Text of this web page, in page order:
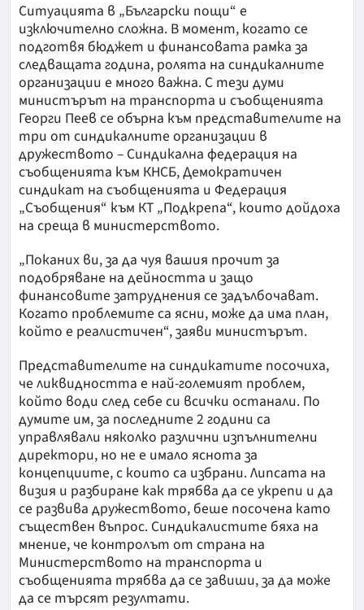
Ситуацията в „Български пощи“ е
изключително сложна. В момент, когато се
подготвя бюджет и финансовата рамка за
следващата година, ролята на синдикалните
организации е много важна. С тези думи
министърът на транспорта и съобщенията
Георги Пеев се обърна към представителите на
три от синдикалните организации в
дружеството – Синдикална федерация на
съобщенията към КНСБ, Демократичен
синдикат на съобщенията и Федерация
„Съобщения“ към КТ „Подкрепа“, които дойдоха
на среща в министерството.
„Поканих ви, за да чуя вашия прочит за
подобряване на дейността и защо
финансовите затруднения се задълбочават.
Когато проблемите са ясни, може да има план,
който е реалистичен“, заяви министърът.
Представителите на синдикатите посочиха,
че ликвидността е най-големият проблем,
който води след себе си всички останали. По
думите им, за последните 2 години са
управлявали няколко различни изпълнителни
директори, но не е имало яснота за
концепциите, с които са избрани. Липсата на
визия и разбиране как трябва да се укрепи и да
се развива дружеството, беше посочена като
съществен въпрос. Синдикалистите бяха на
мнение, че контролът от страна на
Министерството на транспорта и
съобщенията трябва да се завиши, за да може
да се търсят резултати.